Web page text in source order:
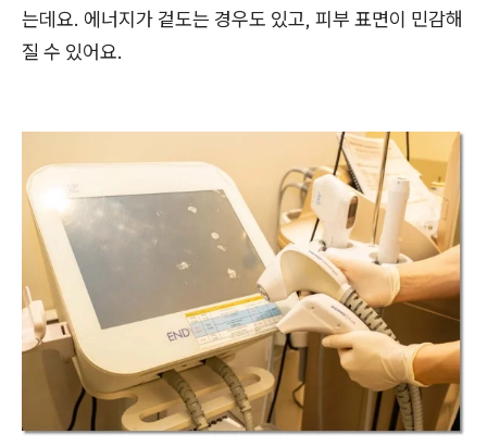
는데요. 에너지가 겉도는 경우도 있고, 피부 표면이 민감해
질 수 있어요.